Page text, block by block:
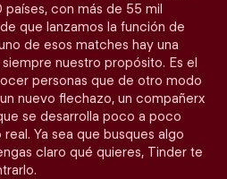
países, con más de 55 mil
que lanzamos la función de
de esos matches hay una
nuestro propósito. Es el
personas que de otro modo
nuevo flechazo, un compañerx
se desarrolla poco a poco
Ya sea que busques algo
claro qué quieres, Tinder te